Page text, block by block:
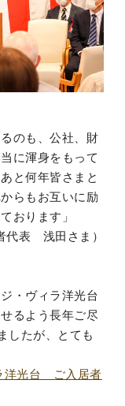
のも、公社、財
に渾身をもって
と何年皆さまと
らもお互いに励
おります」
代表 浅田さま）
・ヴィラ洋光台
るよう長年ご尽
したが、とても
洋光台 ご入居者